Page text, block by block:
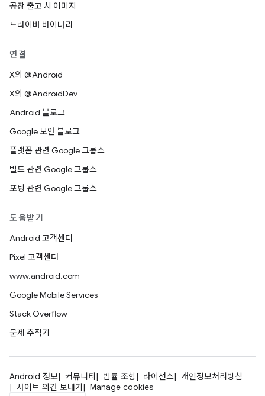
공장 출고 시 이미지
드라이버 바이너리
연결
X의 @Android
X의 @AndroidDev
Android 블로그
Google 보안 블로그
플랫폼 관련 Google 그룹스
빌드 관련 Google 그룹스
포팅 관련 Google 그룹스
도움받기
Android 고객센터
Pixel 고객센터
www.android.com
Google Mobile Services
Stack Overflow
문제 추적기
Android 정보 커뮤니티 법률 조항 라이선스
개인정보처리방침
사이트 의견 보내기
Manage cookies